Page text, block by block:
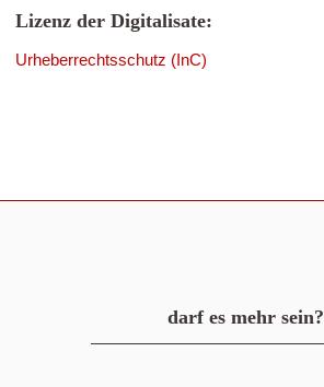
Lizenz der Digitalisate:
Urheberrechtsschutz (InC)
darf es mehr sein?